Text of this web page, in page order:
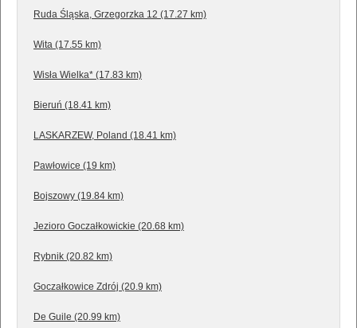
Ruda Śląska, Grzegorzka 12 (17.27 km)
Wita (17.55 km)
Wisła Wielka* (17.83 km)
Bieruń (18.41 km)
LASKARZEW, Poland (18.41 km)
Pawłowice (19 km)
Bojszowy (19.84 km)
Jezioro Goczałkowickie (20.68 km)
Rybnik (20.82 km)
Goczałkowice Zdrój (20.9 km)
De Guile (20.99 km)